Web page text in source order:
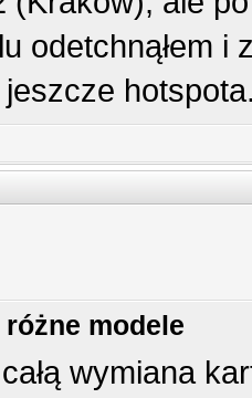
odetchnąłem i
jeszcze
różne modele
wymiana